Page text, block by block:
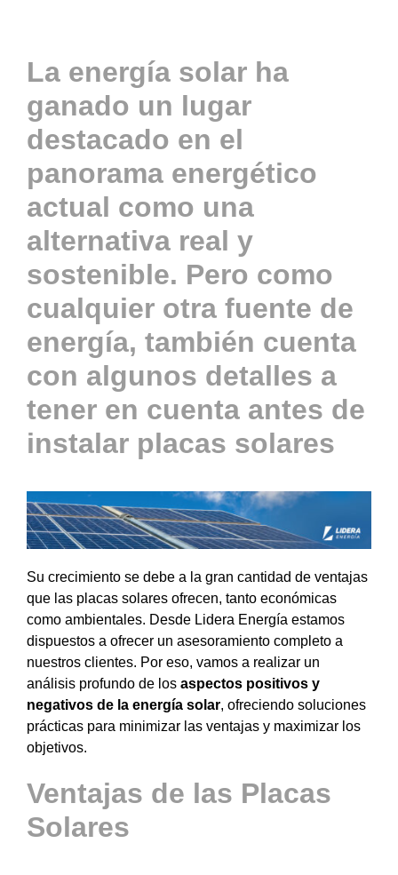
Contacto
ACCESO
La energía solar ha
ganado un lugar
destacado en el
panorama energético
actual como una
alternativa real y
sostenible. Pero como
cualquier otra fuente de
energía, también cuenta
con algunos detalles a
tener en cuenta antes de
instalar placas solares
Su crecimiento se debe a la gran cantidad de ventajas
que las placas solares ofrecen, tanto económicas
como ambientales. Desde Lidera Energía estamos
dispuestos a ofrecer un asesoramiento completo a
nuestros clientes. Por eso, vamos a realizar un
análisis profundo de los aspectos positivos y
negativos de la energía solar, ofreciendo soluciones
prácticas para minimizar las ventajas y maximizar los
objetivos.
Ventajas de las Placas
Solares